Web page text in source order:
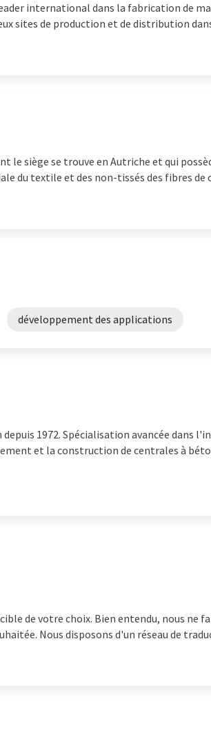
international dans la fabrication de
sites de production et de distribution
siège se trouve en Autriche et qui
du textile et des non-tissés des fibres de
développement des applications
1972. Spécialisation avancée dans
et la construction de centrales à
de votre choix. Bien entendu, nous ne
Nous disposons d'un réseau de